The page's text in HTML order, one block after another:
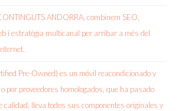
ANDORRA, combinem SEO,
i estratègia multicanal per arribar a més del
Pre-Owned) es un móvil reacondicionado y
por proveedores homologados, que ha pasado
calidad, lleva todos sus componentes originales y